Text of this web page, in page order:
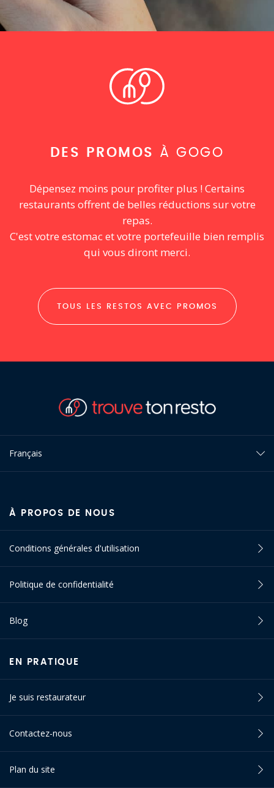
DES PROMOS À GOGO
Dépensez moins pour profiter plus ! Certains
restaurants offrent de belles réductions sur votre
repas.
C'est votre estomac et votre portefeuille bien remplis
qui vous diront merci.
TOUS LES RESTOS AVEC PROMOS
Français
À PROPOS DE NOUS
Conditions générales d'utilisation
Politique de confidentialité
Blog
EN PRATIQUE
Je suis restaurateur
Contactez-nous
Plan du site